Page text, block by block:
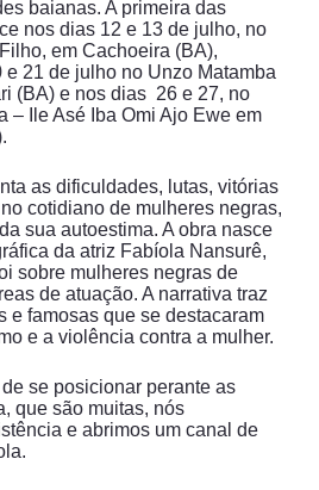
baianas. A primeira das
nos dias 12 e 13 de julho, no
em Cachoeira (BA),
21 de julho no Unzo Matamba
(BA) e nos dias 26 e 27, no
– Ile Asé Iba Omi Ajo Ewe em
as dificuldades, lutas, vitórias
cotidiano de mulheres negras,
sua autoestima. A obra nasce
da atriz Fabíola Nansurê,
sobre mulheres negras de
de atuação. A narrativa traz
e famosas que se destacaram
e a violência contra a mulher.
se posicionar perante as
que são muitas, nós
e abrimos um canal de